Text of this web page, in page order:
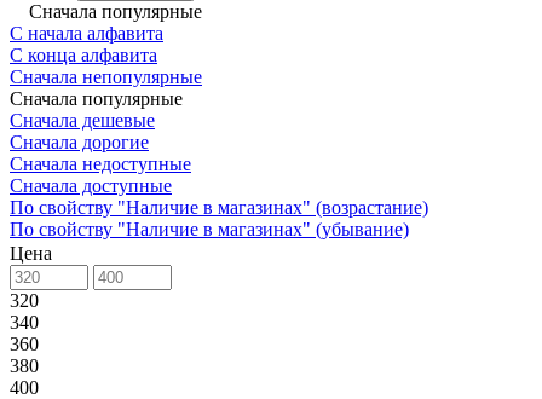
Сначала популярные
С начала алфавита
С конца алфавита
Сначала непопулярные
Сначала популярные
Сначала дешевые
Сначала дорогие
Сначала недоступные
Сначала доступные
По свойству "Наличие в магазинах" (возрастание)
По свойству "Наличие в магазинах" (убывание)
Цена
320
340
360
380
400